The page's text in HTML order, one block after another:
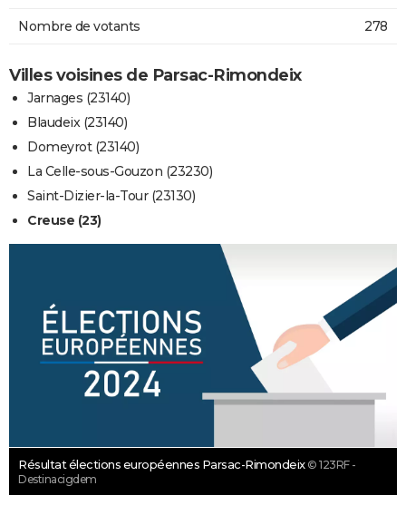
Nombre de votants 278
Villes voisines de Parsac-Rimondeix
Jarnages (23140)
Blaudeix (23140)
Domeyrot (23140)
La Celle-sous-Gouzon (23230)
Saint-Dizier-la-Tour (23130)
Creuse (23)
Résultat élections européennes Parsac-Rimondeix © 123RF -
Destinacigdem